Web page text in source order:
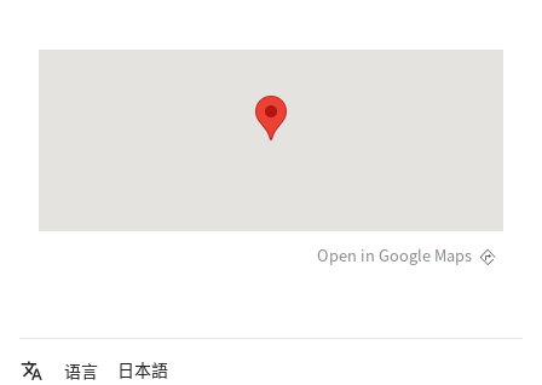
Open in Google Maps
语言 日本語